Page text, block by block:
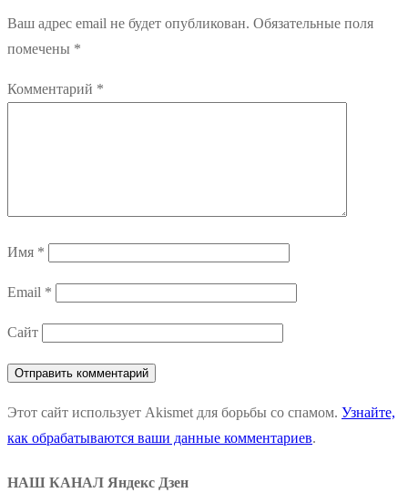
Ваш адрес email не будет опубликован. Обязательные поля
помечены *
Комментарий *
Имя *
Email *
Сайт
Этот сайт использует Akismet для борьбы со спамом. Узнайте,
как обрабатываются ваши данные комментариев.
НАШ КАНАЛ Яндекс Дзен